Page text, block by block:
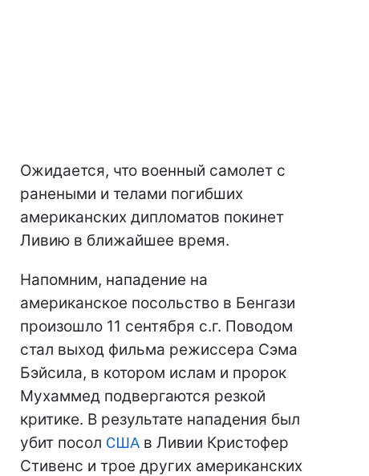
Ожидается, что военный самолет с
ранеными и телами погибших
американских дипломатов покинет
Ливию в ближайшее время.
Напомним, нападение на
американское посольство в Бенгази
произошло 11 сентября с.г. Поводом
стал выход фильма режиссера Сэма
Бэйсила, в котором ислам и пророк
Мухаммед подвергаются резкой
критике. В результате нападения был
убит посол США в Ливии Кристофер
Стивенс и трое других американских